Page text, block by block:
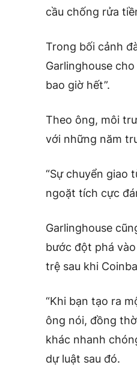
cầu chống rửa
Trong bối cảnh
Garlinghouse
bao giờ hết”.
Theo ông, môi
với những năm
“Sự chuyển giao
ngoặt tích cực
Garlinghouse
bước đột phá
trệ sau khi
“Khi bạn tạo ra
ông nói, đồng
khác nhanh
dự luật sau đó.